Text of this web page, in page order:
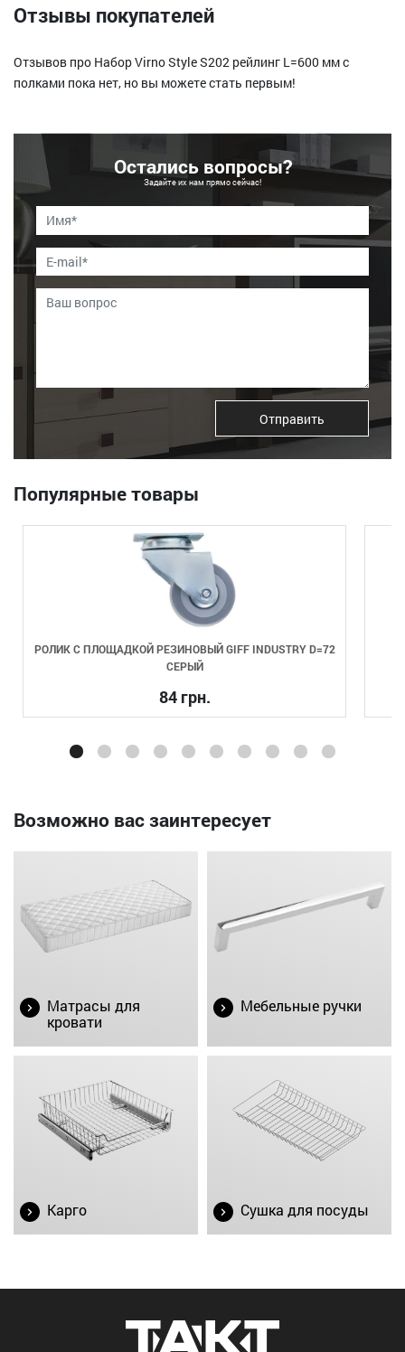
Отзывы покупателей
Отзывов про Набор Virno Style S202 рейлинг L=600 мм с
полками пока нет, но вы можете стать первым!
Остались вопросы?
Задайте их нам прямо сейчас!
Отправить
Популярные товары
ПЛОЩАДКОЙ РЕЗИНОВЫЙ GIFF INDUSTRY D=72
Возможно вас заинтересует
Матрасы для
кровати
Мебельные ручки
Карго Сушка для посуды